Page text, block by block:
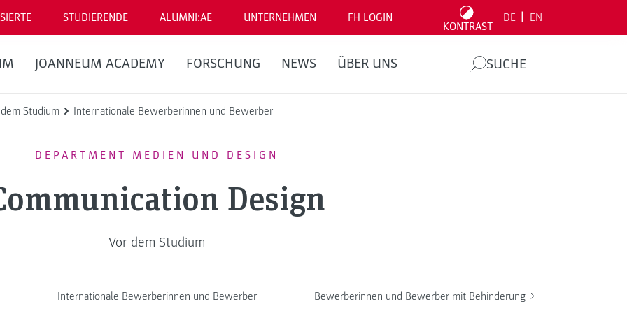
STUDIERENDE ALUMNI:AE UNTERNEHMEN FH LOGIN
KONTRAST
DE EN
JOANNEUM ACADEMY FORSCHUNG NEWS ÜBER UNS SUCHE
Studium Internationale Bewerberinnen und Bewerber
DEPARTMENT MEDIEN UND DESIGN
Design
Vor dem Studium
Internationale Bewerberinnen und Bewerber Bewerberinnen und Bewerber mit Behinderung